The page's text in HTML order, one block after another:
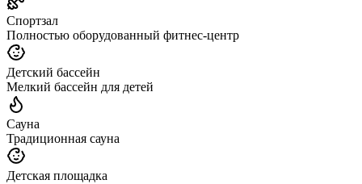
Спортзал
Полностью оборудованный фитнес-центр
Детский бассейн
Мелкий бассейн для детей
Сауна
Традиционная сауна
Детская площадка